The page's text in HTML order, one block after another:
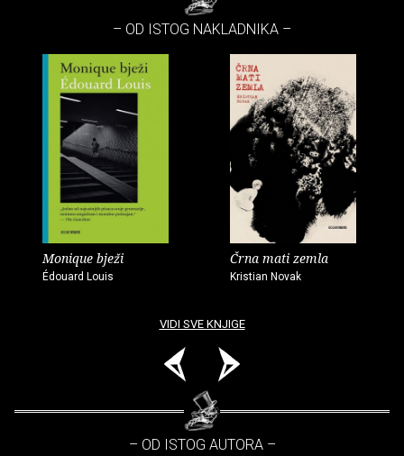
– OD ISTOG NAKLADNIKA –
Monique bježi
Édouard Louis
Črna mati zemla
Kristian Novak
VIDI SVE KNJIGE
– OD ISTOG AUTORA –